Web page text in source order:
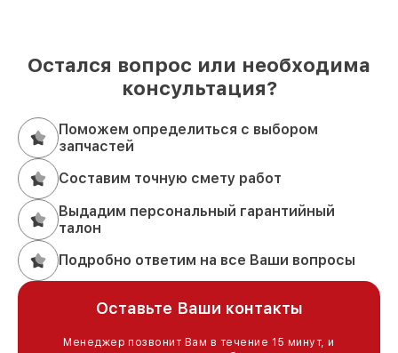
Остался вопрос или необходима
консультация?
Поможем определиться с выбором
запчастей
Составим точную смету работ
Выдадим персональный гарантийный
талон
Подробно ответим на все Ваши вопросы
Оставьте Ваши контакты
Менеджер позвонит Вам в течение 15 минут, и